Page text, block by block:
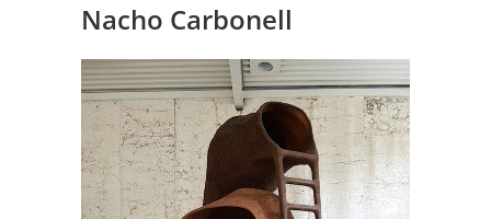
Nacho Carbonell